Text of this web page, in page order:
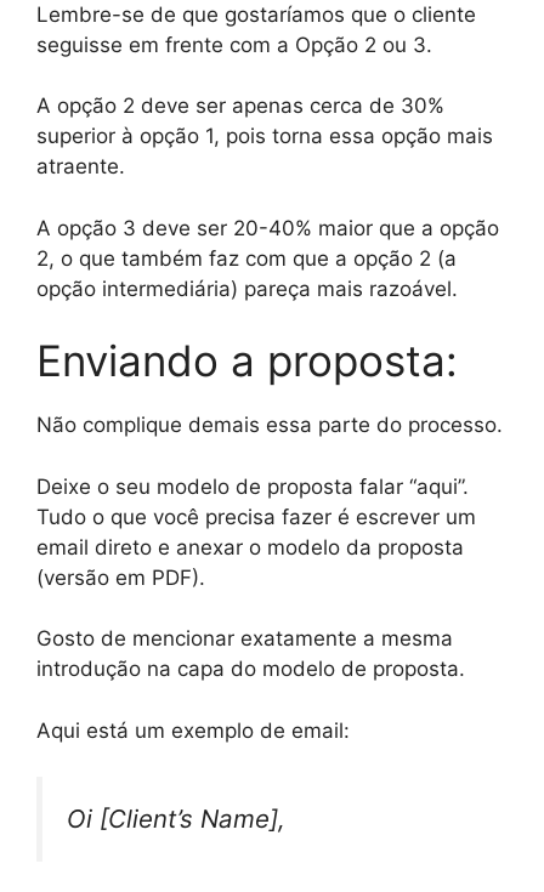
Lembre-se de que gostaríamos que o cliente
seguisse em frente com a Opção 2 ou 3.
A opção 2 deve ser apenas cerca de 30%
superior à opção 1, pois torna essa opção mais
atraente.
A opção 3 deve ser 20-40% maior que a opção
2, o que também faz com que a opção 2 (a
opção intermediária) pareça mais razoável.
Enviando a proposta:
Não complique demais essa parte do processo.
Deixe o seu modelo de proposta falar “aqui”.
Tudo o que você precisa fazer é escrever um
email direto e anexar o modelo da proposta
(versão em PDF).
Gosto de mencionar exatamente a mesma
introdução na capa do modelo de proposta.
Aqui está um exemplo de email:
Oi [Client’s Name],